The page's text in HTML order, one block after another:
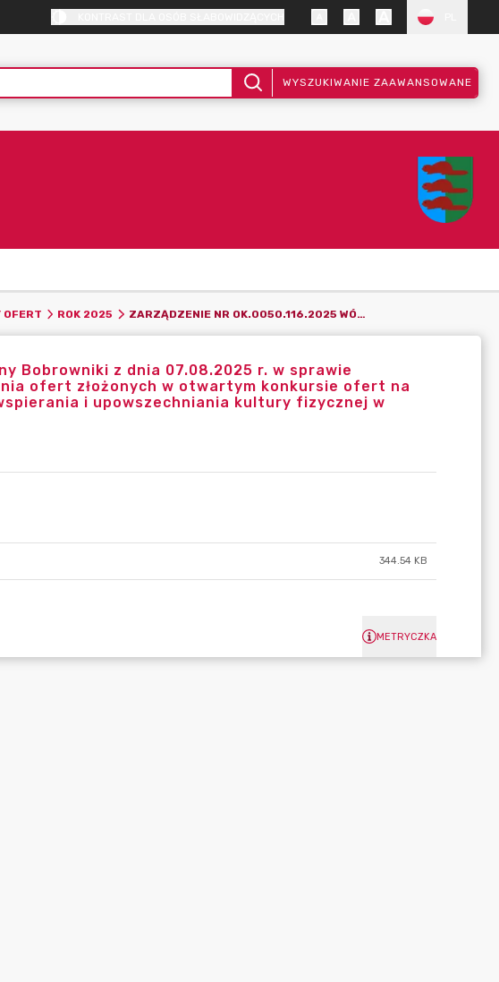
WYSZUKIWANIE ZAAWANSOWANE
OFERT ROK 2025 ZARZĄDZENIE NR OK.0050.116.2025 WÓJTA GMINY BOBROWNIKI Z DNIA 07.08.2025 R. W SPRAWIE POWOŁANIA KOMISJI KONKURSOWEJ DO OPINIOWANIA OFERT ZŁOŻONYCH W OTWARTYM KONKURSIE OFERT NA REALIZACJĘ ZADANIA PUBLICZNEGO W ZAKRESIE WSPIERANIA I UPOWSZECHNIANIA KULTURY FIZYCZNEJ W GMINIE BOBROWNIKI W ROKU 2025"
Bobrowniki z dnia 07.08.2025 r. w sprawie
ofert złożonych w otwartym konkursie ofert na
i upowszechniania kultury fizycznej w
344.54 KB
METRYCZKA